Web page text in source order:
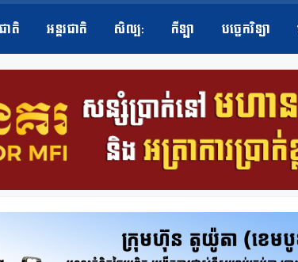
ាតិ អន្តរជាតិ សិល្ប​: កីឡា បច្ចេកវិទ្យា